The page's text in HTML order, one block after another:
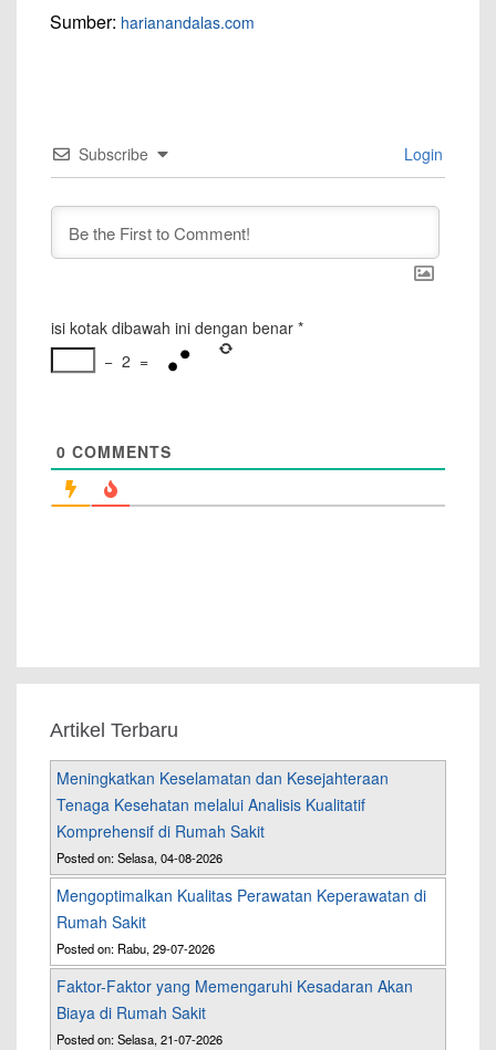
Sumber: harianandalas.com
Subscribe Login
isi kotak dibawah ini dengan benar *
− 2 =
0 COMMENTS
Artikel Terbaru
Meningkatkan Keselamatan dan Kesejahteraan
Tenaga Kesehatan melalui Analisis Kualitatif
Komprehensif di Rumah Sakit
Posted on: Selasa, 04-08-2026
Mengoptimalkan Kualitas Perawatan Keperawatan di
Rumah Sakit
Posted on: Rabu, 29-07-2026
Faktor-Faktor yang Memengaruhi Kesadaran Akan
Biaya di Rumah Sakit
Posted on: Selasa, 21-07-2026